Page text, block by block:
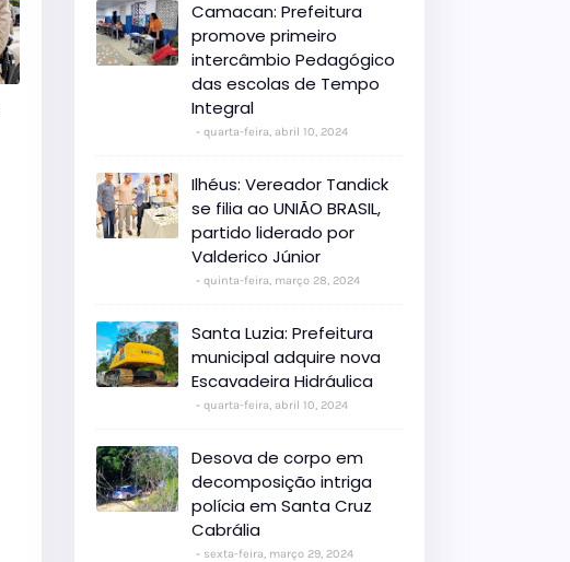
Camacan: Prefeitura
promove primeiro
intercâmbio Pedagógico
das escolas de Tempo
Integral
quarta-feira, abril 10, 2024
Ilhéus: Vereador Tandick
se filia ao UNIÃO BRASIL,
partido liderado por
Valderico Júnior
quinta-feira, março 28, 2024
Santa Luzia: Prefeitura
municipal adquire nova
Escavadeira Hidráulica
quarta-feira, abril 10, 2024
Desova de corpo em
decomposição intriga
polícia em Santa Cruz
Cabrália
sexta-feira, março 29, 2024